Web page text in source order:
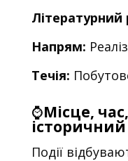
Літературний
Напрям:
Течія:
⌚Місце,
історичний
Події